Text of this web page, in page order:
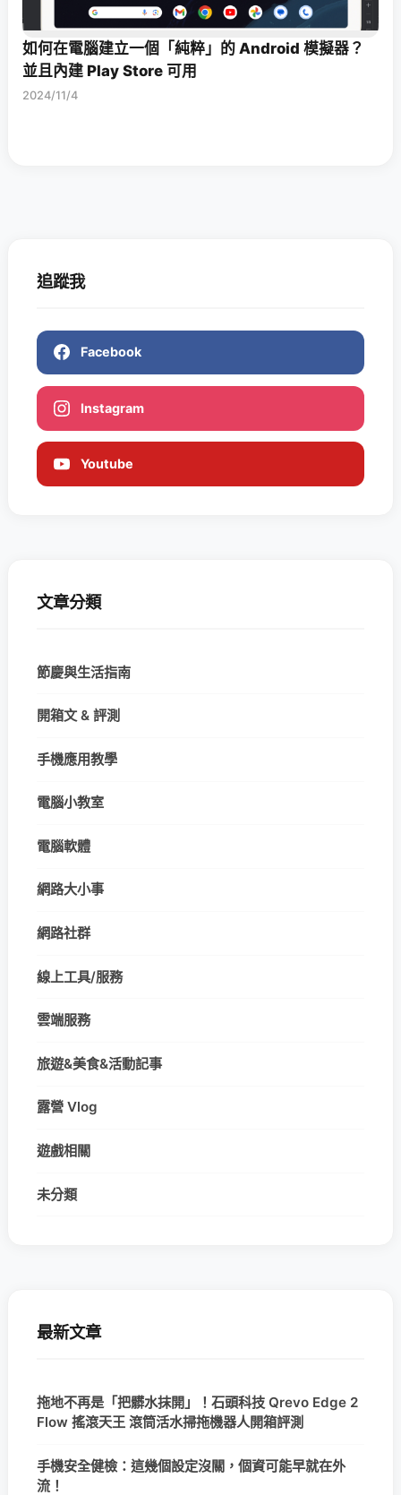
如何在電腦建立一個「純粹」的 Android 模擬器？
並且內建 Play Store 可用
2024/11/4
追蹤我
Facebook
Instagram
Youtube
文章分類
節慶與生活指南
開箱文 & 評測
手機應用教學
電腦小教室
電腦軟體
網路大小事
網路社群
線上工具/服務
雲端服務
旅遊&美食&活動記事
露營 Vlog
遊戲相關
未分類
最新文章
拖地不再是「把髒水抹開」！石頭科技 Qrevo Edge 2
Flow 搖滾天王 滾筒活水掃拖機器人開箱評測
手機安全健檢：這幾個設定沒關，個資可能早就在外
流！